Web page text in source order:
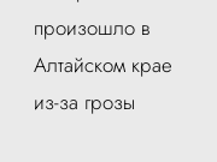
произошло в
Алтайском крае
из-за грозы